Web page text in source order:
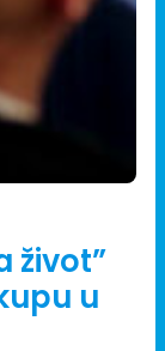
život”
u